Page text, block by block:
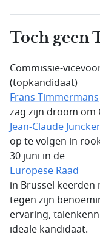
Toch geen
Commissie-
(topkandidaat)
Frans Timmermans
zag zijn droom
Jean-Claude Juncker
op te volgen in
30 juni in de
Europese Raad
in Brussel
tegen zijn
ervaring,
ideale kandidaat.